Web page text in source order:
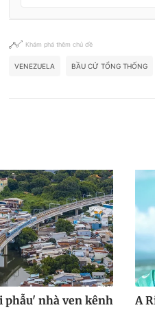
Khám phá thêm chủ đề
VENEZUELA BẦU CỬ TỔNG THỐNG